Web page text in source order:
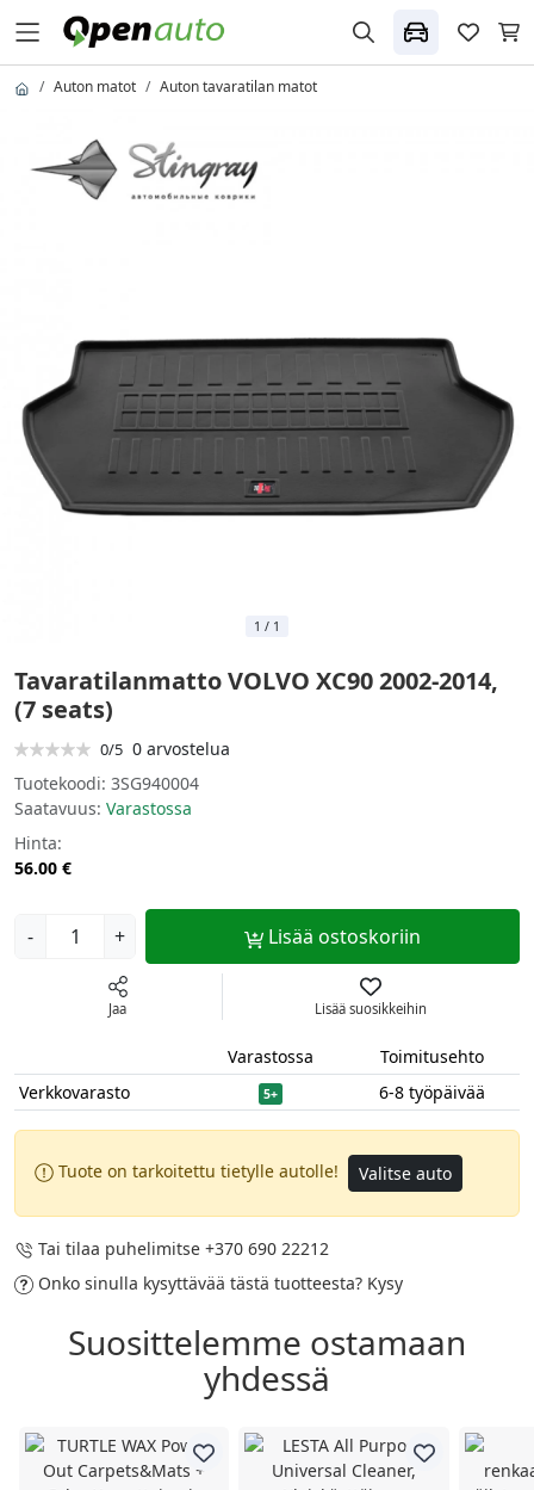
Auton matot Auton tavaratilan matot
1 / 1
Tavaratilanmatto VOLVO XC90 2002-2014,
(7 seats)
0/5 0 arvostelua
Tuotekoodi: 3SG940004
Saatavuus: Varastossa
Hinta:
56.00 €
- + Lisää ostoskoriin
Jaa Lisää suosikkeihin
Varastossa
Toimitusehto
Verkkovarasto
5+ 6-8 työpäivää
Tuote on tarkoitettu tietylle autolle! Valitse auto
Tai tilaa puhelimitse +370 690 22212
Onko sinulla kysyttävää tästä tuotteesta? Kysy
Suosittelemme ostamaan
yhdessä